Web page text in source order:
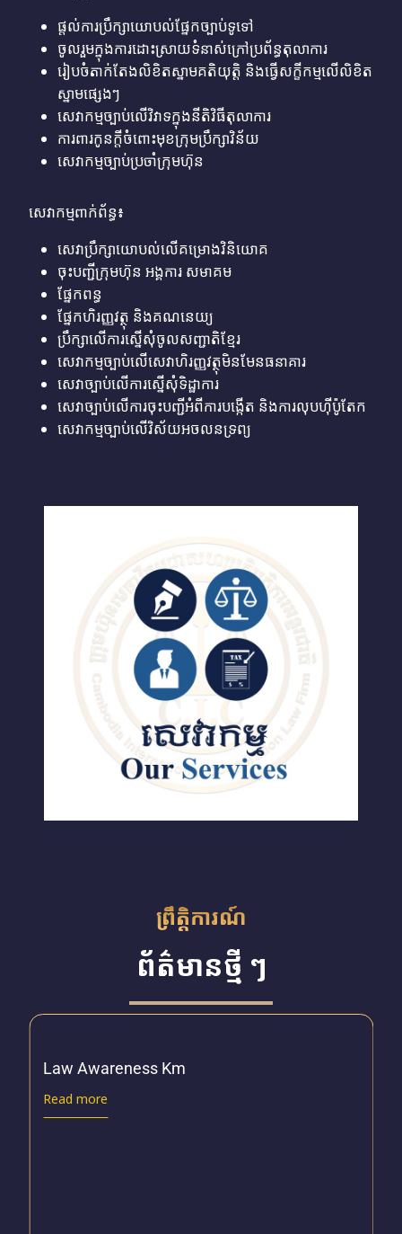
ផ្តល់ការប្រឹក្សាយោបល់ផ្នែកច្បាប់ទូទៅ
ចូលរួមក្នុងការដោះស្រាយទំនាស់ក្រៅប្រព័ន្ធតុលាការ
រៀបចំតាក់តែងលិខិតស្នាមគតិយុត្តិ និងធ្វើសក្ខីកម្មលើលិខិត
ស្នាមផ្សេងៗ
សេវាកម្មច្បាប់លើវិវាទក្នុងនីតិវិធីតុលាការ
ការពារកូនក្តីចំពោះមុខក្រុមប្រឹក្សាវិន័យ
សេវាកម្មច្បាប់ប្រចាំក្រុមហ៊ុន
សេវាកម្មពាក់ព័ន្ធ៖
សេវាប្រឹក្សាយោបល់លើគម្រោងវិនិយោគ
ចុះបញ្ជីក្រុមហ៊ុន អង្គការ សមាគម
ផ្នែកពន្ធ
ផ្នែកហិរញ្ញវត្ថុ និងគណនេយ្យ
ប្រឹក្សាលើការស្នើសុំចូលសញ្ជាតិខ្មែរ
សេវាកម្មច្បាប់លើសេវាហិរញ្ញវត្ថុមិនមែនធនាគារ
សេវាច្បាប់លើការស្នើសុំទិដ្ឋាការ
សេវាច្បាប់លើការចុះបញ្ជីអំពីការបង្កើត និងការលុបហ៊ីប៉ូតែក
សេវាកម្មច្បាប់លើវិស័យអចលនទ្រព្យ
ព្រឹត្តិការណ៍
ព័ត៌មានថ្មី ៗ
Law Awareness Km
Read more